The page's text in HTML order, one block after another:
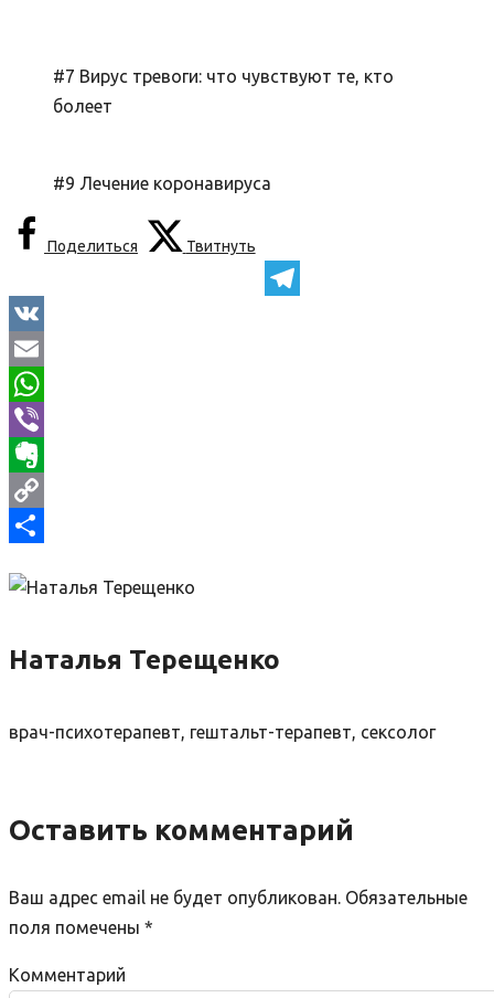
#7 Вирус тревоги: что чувствуют те, кто
болеет
#9 Лечение коронавируса
Поделиться Твитнуть
Telegram
VK
Email
WhatsApp
Viber
Evernote
Copy
Наталья Терещенко
врач-психотерапевт, гештальт-терапевт, сексолог
Оставить комментарий
Ваш адрес email не будет опубликован. Обязательные
поля помечены *
Комментарий